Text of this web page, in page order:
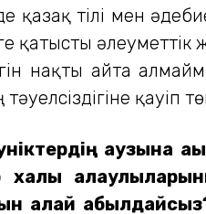
тілі мен
қатысты
нақты айта
қауіп
аузына
халық
қалай